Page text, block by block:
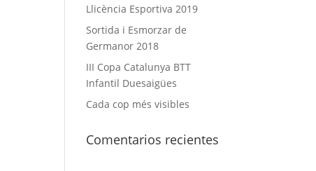
Llicència Esportiva 2019
Sortida i Esmorzar de
Germanor 2018
III Copa Catalunya BTT
Infantil Duesaigües
Cada cop més visibles
Comentarios recientes